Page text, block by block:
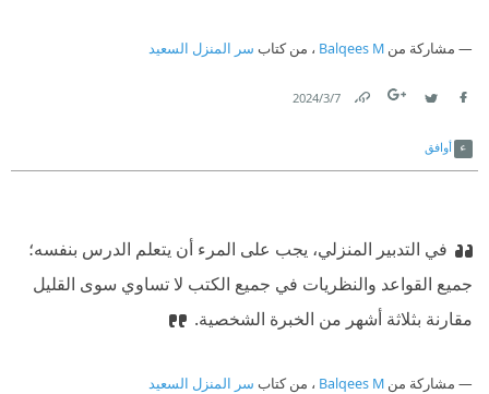
مشاركة من Balqees M ، من كتاب سر المنزل السعيد
7‏/3‏/2024
أوافق
في التدبير المنزلي، يجب على المرء أن يتعلم الدرس بنفسه؛
جميع القواعد والنظريات في جميع الكتب لا تساوي سوى القليل
مقارنة بثلاثة أشهر من الخبرة الشخصية.
مشاركة من Balqees M ، من كتاب سر المنزل السعيد